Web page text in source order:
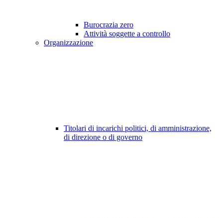
Burocrazia zero
Attività soggette a controllo
Organizzazione
Titolari di incarichi politici, di amministrazione,
di direzione o di governo